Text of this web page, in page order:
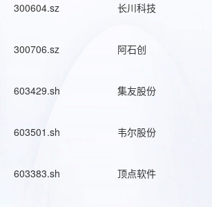
300604.sz 长川科技
300706.sz 阿石创
603429.sh 集友股份
603501.sh 韦尔股份
603383.sh 顶点软件